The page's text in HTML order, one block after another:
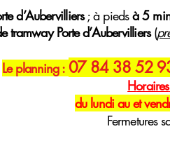
d’Aubervilliers; à piedsà 5
tramway Porte d’Aubervilliers(
Le planning : 07 84 38 52
Horaires
du lundi au et
Fermetures